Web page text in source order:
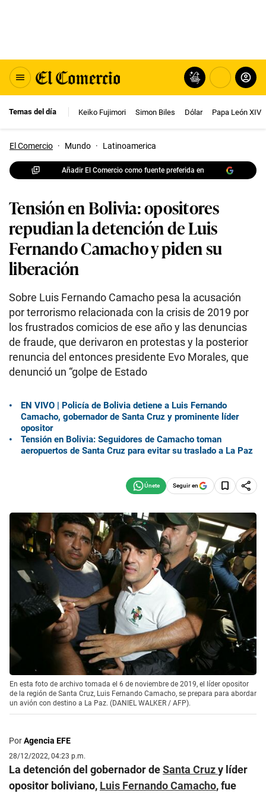
Temas del día Keiko Fujimori Simon Biles Dólar Papa León XIV
El Comercio · Mundo · Latinoamerica
Añadir El Comercio como fuente preferida en
Tensión en Bolivia: opositores
repudian la detención de Luis
Fernando Camacho y piden su
liberación
Sobre Luis Fernando Camacho pesa la acusación
por terrorismo relacionada con la crisis de 2019 por
los frustrados comicios de ese año y las denuncias
de fraude, que derivaron en protestas y la posterior
renuncia del entonces presidente Evo Morales, que
denunció un “golpe de Estado
EN VIVO | Policía de Bolivia detiene a Luis Fernando
Camacho, gobernador de Santa Cruz y prominente líder
opositor
Tensión en Bolivia: Seguidores de Camacho toman
aeropuertos de Santa Cruz para evitar su traslado a La Paz
Seguir en
En esta foto de archivo tomada el 6 de noviembre de 2019, el líder opositor
de la región de Santa Cruz, Luis Fernando Camacho, se prepara para abordar
un avión con destino a La Paz. (DANIEL WALKER / AFP).
PorAgencia EFE
28/12/2022, 04:23 p.m.
La detención del gobernador deSanta Cruzy líder
opositor boliviano, Luis Fernando Camacho, fue